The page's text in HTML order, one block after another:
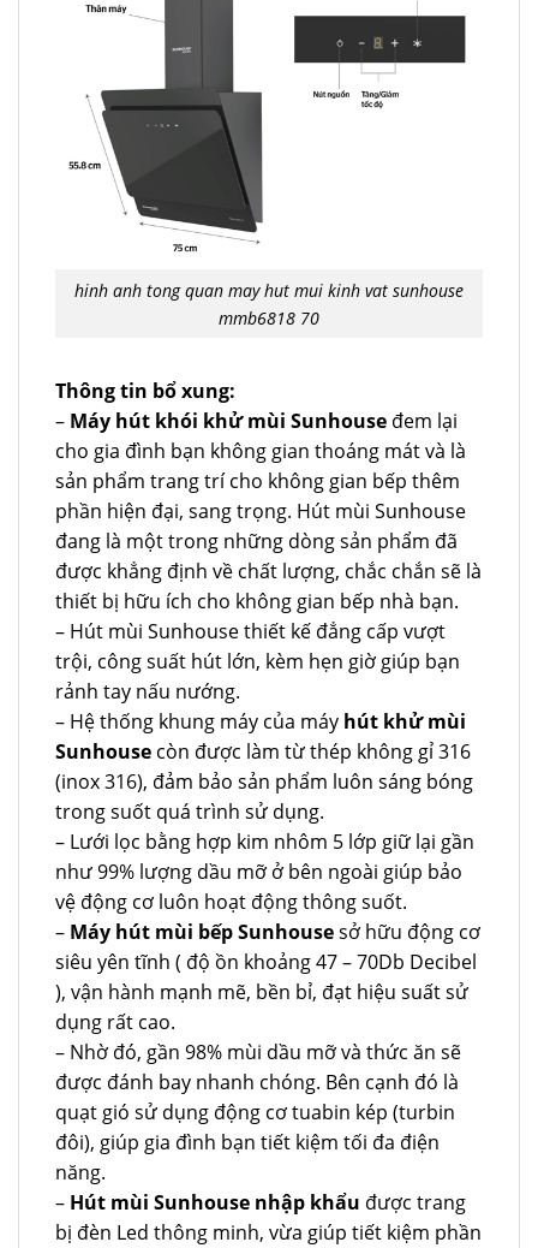
hinh anh tong quan may hut mui kinh vat sunhouse
mmb6818 70
Thông tin bổ xung:
– Máy hút khói khử mùi Sunhouse đem lại
cho gia đình bạn không gian thoáng mát và là
sản phẩm trang trí cho không gian bếp thêm
phần hiện đại, sang trọng. Hút mùi Sunhouse
đang là một trong những dòng sản phẩm đã
được khẳng định về chất lượng, chắc chắn sẽ là
thiết bị hữu ích cho không gian bếp nhà bạn.
– Hút mùi Sunhouse thiết kế đẳng cấp vượt
trội, công suất hút lớn, kèm hẹn giờ giúp bạn
rảnh tay nấu nướng.
– Hệ thống khung máy của máy hút khử mùi
Sunhouse còn được làm từ thép không gỉ 316
(inox 316), đảm bảo sản phẩm luôn sáng bóng
trong suốt quá trình sử dụng.
– Lưới lọc bằng hợp kim nhôm 5 lớp giữ lại gần
như 99% lượng dầu mỡ ở bên ngoài giúp bảo
vệ động cơ luôn hoạt động thông suốt.
– Máy hút mùi bếp Sunhousesở hữu động cơ
siêu yên tĩnh ( độ ồn khoảng 47 – 70Db Decibel
), vận hành mạnh mẽ, bền bỉ, đạt hiệu suất sử
dụng rất cao.
– Nhờ đó, gần 98% mùi dầu mỡ và thức ăn sẽ
được đánh bay nhanh chóng. Bên cạnh đó là
quạt gió sử dụng động cơ tuabin kép (turbin
đôi), giúp gia đình bạn tiết kiệm tối đa điện
năng.
– Hút mùi Sunhouse nhập khẩu được trang
bị đèn Led thông minh, vừa giúp tiết kiệm phần